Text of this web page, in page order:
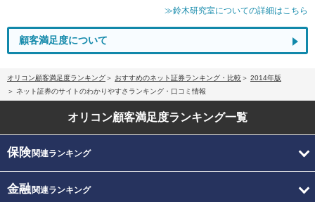
≫鈴木研究室についての詳細はこちら
顧客満足度について
オリコン顧客満足度ランキング おすすめのネット証券ランキング・比較
2014年版
ネット証券のサイトのわかりやすさランキング・口コミ情報
オリコン顧客満足度ランキング一覧
保険関連ランキング
金融関連ランキング